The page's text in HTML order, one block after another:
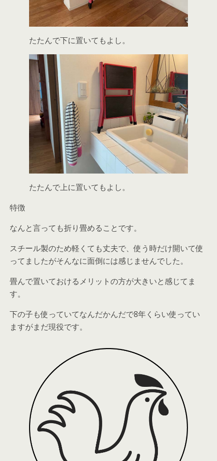
たたんで下に置いてもよし。
たたんで上に置いてもよし。
特徴
なんと言っても折り畳めることです。
スチール製のため軽くても丈夫で、使う時だけ開いて使
ってましたがそんなに面倒には感じませんでした。
畳んで置いておけるメリットの方が大きいと感じてま
す。
下の子も使っていてなんだかんだで8年くらい使ってい
ますがまだ現役です。